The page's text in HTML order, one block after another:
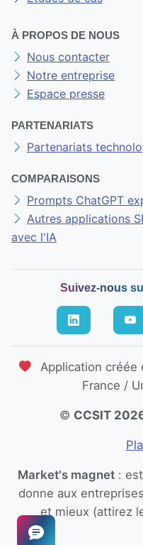
À PROPOS DE NOUS
Nous contacter
Notre entreprise
Espace presse
PARTENARIATS
Partenariats
COMPARAISONS
Prompts ChatGPT
Autres applications
avec l'IA
Suivez-nous
Application créée
France /
© CCSIT
Market's magnet: est
donne aux
et mieux (attirez